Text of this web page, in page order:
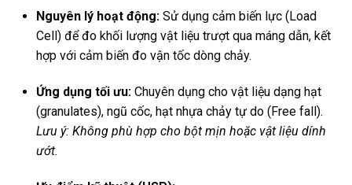
Nguyên lý hoạt động:Sử dụng cảm biến lực (Load
Cell) để đo khối lượng vật liệu trượt qua máng dẫn, kết
hợp với cảm biến đo vận tốc dòng chảy.
Ứng dụng tối ưu:Chuyên dụng cho vật liệu dạng hạt
(granulates), ngũ cốc, hạt nhựa chảy tự do (Free fall).
Lưu ý: Không phù hợp cho bột mịn hoặc vật liệu dính
ướt.